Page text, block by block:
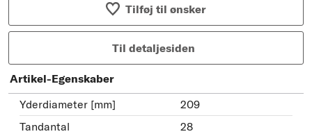
Tilføj til ønsker
Til detaljesiden
Artikel-Egenskaber
Yderdiameter [mm]
209
Tandantal
28